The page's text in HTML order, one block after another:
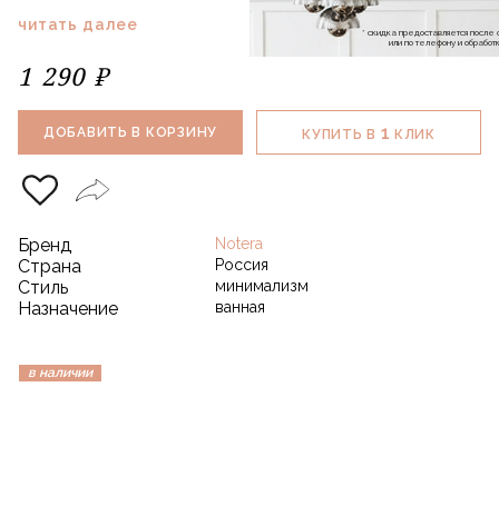
читать далее
1 290 ₽
ДОБАВИТЬ В КОРЗИНУ КУПИТЬ В 1 КЛИК
Бренд Notera
Страна Россия
Стиль минимализм
Назначение ванная
в наличии
* скидка предоставляется
или по телефону и